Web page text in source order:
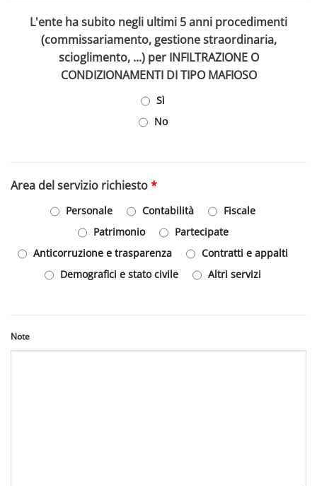
L'ente ha subito negli ultimi 5 anni procedimenti
(commissariamento, gestione straordinaria,
scioglimento, ...) per INFILTRAZIONE O
CONDIZIONAMENTI DI TIPO MAFIOSO
Sì
No
Area del servizio richiesto*
Personale Contabilità
Fiscale
Patrimonio
Partecipate
Anticorruzione e trasparenza
Contratti e appalti
Demografici e stato civile
Altri servizi
Note